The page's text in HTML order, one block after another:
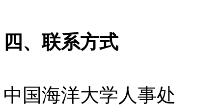
四、联系方式
中国海洋大学人事处